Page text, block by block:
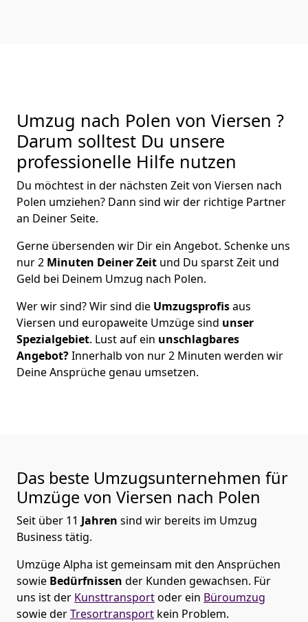
Umzug nach Polen von Viersen ?
Darum solltest Du unsere
professionelle Hilfe nutzen
Du möchtest in der nächsten Zeit von Viersen nach
Polen umziehen? Dann sind wir der richtige Partner
an Deiner Seite.
Gerne übersenden wir Dir ein Angebot. Schenke uns
nur2 Minuten Deiner Zeit und Du sparst Zeit und
Geld bei Deinem Umzug nach Polen.
Wer wir sind? Wir sind die Umzugsprofisaus
Viersen und europaweite Umzüge sind unser
Spezialgebiet. Lust auf ein unschlagbares
Angebot?Innerhalb von nur2 Minuten werden wir
Deine Ansprüche genau umsetzen.
Das beste Umzugsunternehmen für
Umzüge von Viersen nach Polen
Seit über 11 Jahren sind wir bereits im Umzug
Business tätig.
Umzüge Alpha ist gemeinsam mit den Ansprüchen
sowie Bedürfnissen der Kunden gewachsen. Für
uns ist der Kunsttransportoder ein Büroumzug
sowie derTresortransport kein Problem.